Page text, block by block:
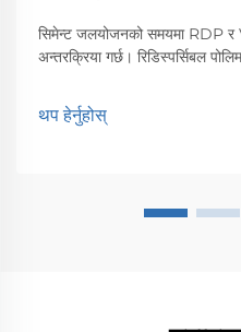
सिमेन्ट जलयोजनको समयमा RDP र
अन्तरक्रिया गर्छ। रिडिस्पर्सिबल
राम्रोसँग काम गर्दछ। एकपटक सुख्खा
थप हेर्नुहोस्